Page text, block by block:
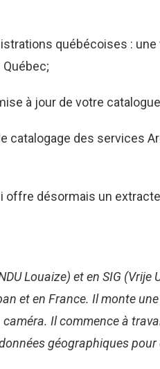
québécoises :
à jour de votre
des services
désormais un
Louaize) et en SIG
et en France. Il monte
Il commence à
géographiques